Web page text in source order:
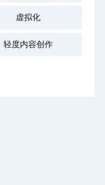
虚拟化
轻度内容创作